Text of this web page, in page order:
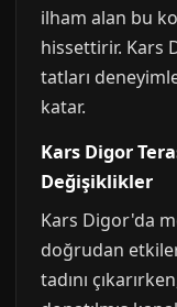
ilham alan bu
hissettirir. Kars
tatları
katar.
Kars Digor
Değişiklikler
Kars Digor'da
doğrudan
tadını